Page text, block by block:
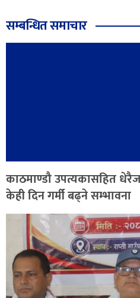
सम्बन्धित समाचार
काठमाण्डौ उपत्यकासहित
केही दिन गर्मी बढ्ने सम्भावना